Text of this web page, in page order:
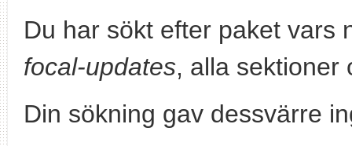
Du har sökt efter paket vars
focal-updates, alla sektioner
Din sökning gav dessvärre